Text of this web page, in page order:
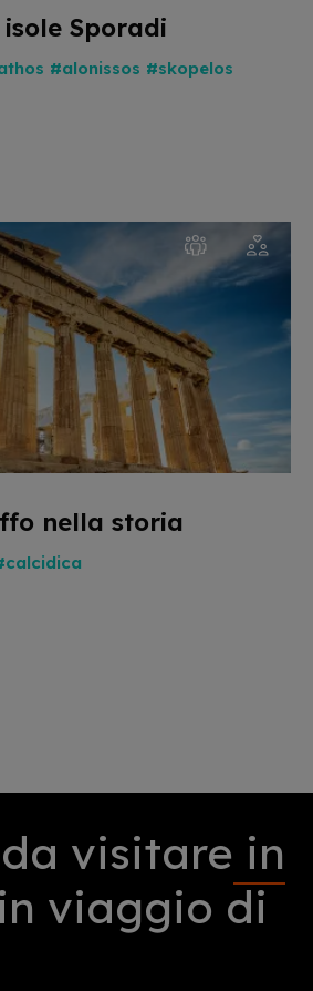
Sporadi
#alonissos #skopelos
nella storia
visitare in
in viaggio di